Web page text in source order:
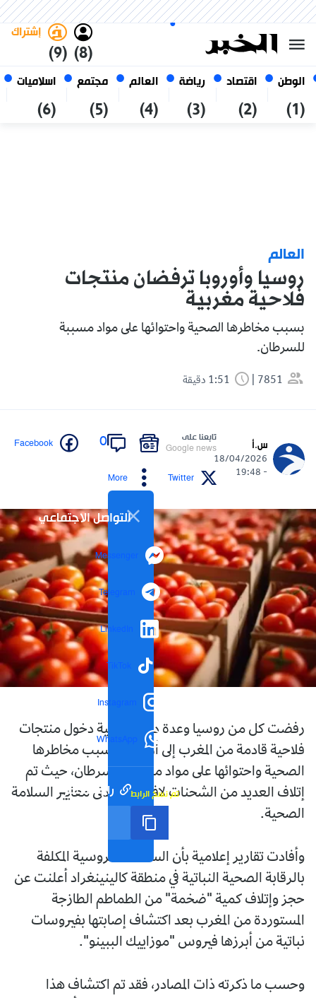
الوطن
(1)
اقتصاد
(2)
رياضة
(3)
العالم
(4)
مجتمع
(5)
اسلاميات
(6)
(8)
إشتراك
(9)
07 أغسطس 2026
الجزائر
العالم
روسيا وأوروبا ترفضان منتجات
فلاحية مغربية
بسبب مخاطرها الصحية واحتوائها على مواد مسببة
للسرطان.
7851
س.أ
18/04/2026
- 19:48
تابعنا على
Google news
0
Facebook
Twitter
More
التواصل الاجتماعي
Messenger
Telegram
LinkedIn
TikTok
Instagram
WhatsApp
رابط مختصر تم نسخ الرابط
رفضت كل من روسيا وعدة دول أوروبية دخول منتجات
فلاحية قادمة من المغرب إلى أراضيها بسبب مخاطرها
الصحية واحتوائها على مواد مسببة للسرطان، حيث تم
إتلاف العديد من الشحنات لافتقادها لأدنى معايير السلامة
الصحية.
وأفادت تقارير إعلامية بأن السلطات الروسية المكلفة
بالرقابة الصحية النباتية في منطقة كالينينغراد أعلنت عن
حجز وإتلاف كمية "ضخمة" من الطماطم الطازجة
المستوردة من المغرب بعد اكتشاف إصابتها بفيروسات
نباتية من أبرزها فيروس "موزاييك الببينو".
وحسب ما ذكرته ذات المصادر، فقد تم اكتشاف هذا